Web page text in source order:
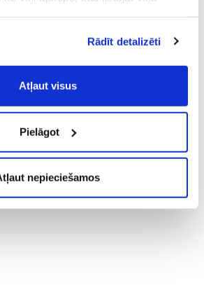
vietnes lietošanas
- VVLN).
Rādīt detalizēti
Atļaut visus
Pielāgot
nepieciešamos